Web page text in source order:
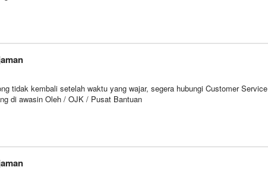
tidak kembali setelah waktu yang wajar, segera hubungi Customer Service
di awasin Oleh / OJK / Pusat Bantuan